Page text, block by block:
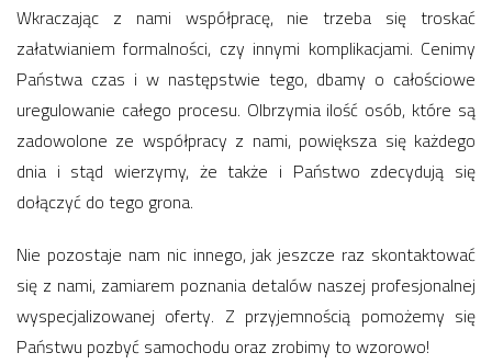
Wkraczając z nami współpracę, nie trzeba się troskać
załatwianiem formalności, czy innymi komplikacjami. Cenimy
Państwa czas i w następstwie tego, dbamy o całościowe
uregulowanie całego procesu. Olbrzymia ilość osób, które są
zadowolone ze współpracy z nami, powiększa się każdego
dnia i stąd wierzymy, że także i Państwo zdecydują się
dołączyć do tego grona.
Nie pozostaje nam nic innego, jak jeszcze raz skontaktować
się z nami, zamiarem poznania detalów naszej profesjonalnej
wyspecjalizowanej oferty. Z przyjemnością pomożemy się
Państwu pozbyć samochodu oraz zrobimy to wzorowo!